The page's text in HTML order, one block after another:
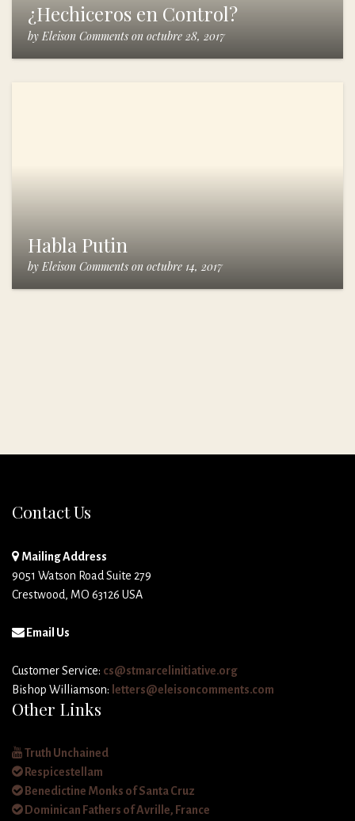
¿Hechiceros en Control?
by Eleison Comments on octubre 28, 2017
Habla Putin
by Eleison Comments on octubre 14, 2017
Contact Us
Mailing Address
9051 Watson Road Suite 279
Crestwood, MO 63126 USA
Email Us
Customer Service: cs@stmarcelinitiative.org
Bishop Williamson: letters@eleisoncomments.com
Other Links
Truth Unchained
Respicestellam
Benedictine Monks of Santa Cruz
Dominican Fathers of Avrille, France